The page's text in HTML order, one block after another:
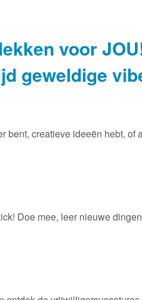
voor
geweldige
creatieve ideeën hebt,
Doe mee, leer nieuwe